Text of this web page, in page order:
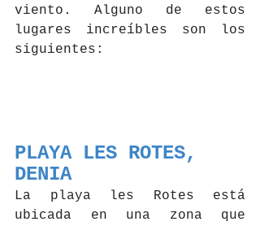
viento. Alguno de estos
lugares increíbles son los
siguientes:
PLAYA LES ROTES,
DENIA
La playa les Rotes está
ubicada en una zona que